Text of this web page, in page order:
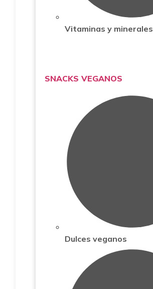
Vitaminas y minerales
SNACKS VEGANOS
Dulces veganos